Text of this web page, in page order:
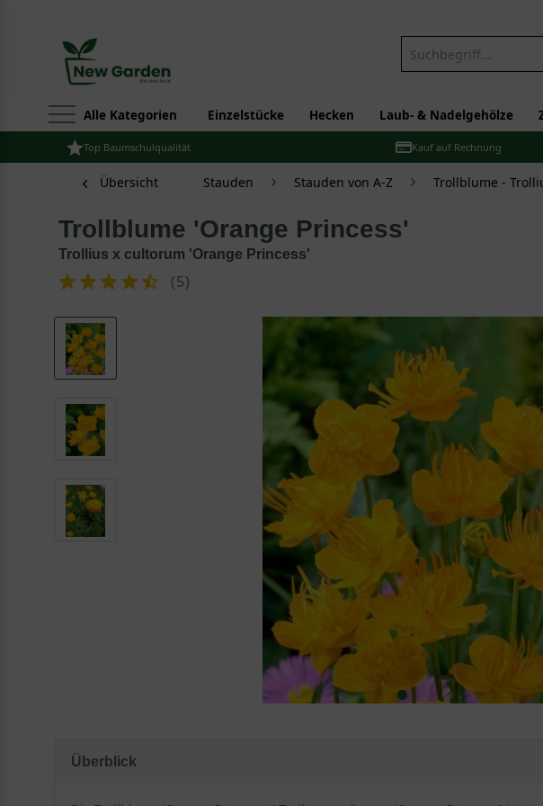
Alle Kategorien Einzelstücke Hecken Laub- & Nadelgehölze
Top Baumschulqualität Kauf auf Rechnung
Übersicht Stauden Stauden von A-Z Trollblume -
Trollblume 'Orange Princess'
Trollius x cultorum 'Orange Princess'
(5)
Überblick